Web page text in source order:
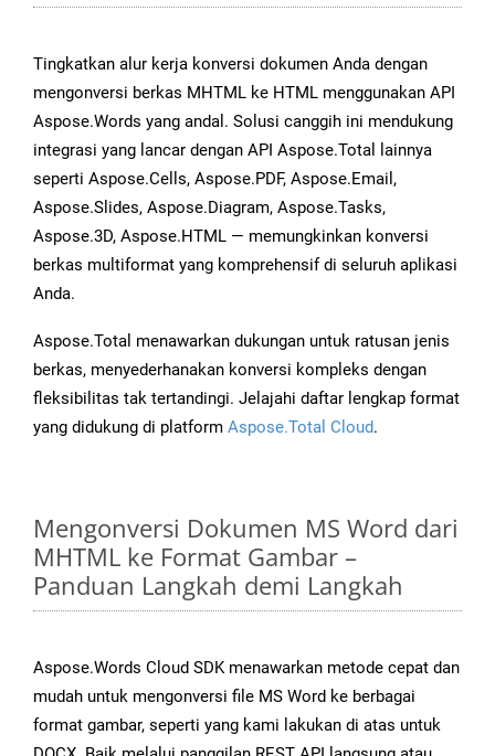
Tingkatkan alur kerja konversi dokumen Anda dengan
mengonversi berkas MHTML ke HTML menggunakan API
Aspose.Words yang andal. Solusi canggih ini mendukung
integrasi yang lancar dengan API Aspose.Total lainnya
seperti Aspose.Cells, Aspose.PDF, Aspose.Email,
Aspose.Slides, Aspose.Diagram, Aspose.Tasks,
Aspose.3D, Aspose.HTML — memungkinkan konversi
berkas multiformat yang komprehensif di seluruh aplikasi
Anda.
Aspose.Total menawarkan dukungan untuk ratusan jenis
berkas, menyederhanakan konversi kompleks dengan
fleksibilitas tak tertandingi. Jelajahi daftar lengkap format
yang didukung di platform Aspose.Total Cloud.
Mengonversi Dokumen MS Word dari
MHTML ke Format Gambar –
Panduan Langkah demi Langkah
Aspose.Words Cloud SDK menawarkan metode cepat dan
mudah untuk mengonversi file MS Word ke berbagai
format gambar, seperti yang kami lakukan di atas untuk